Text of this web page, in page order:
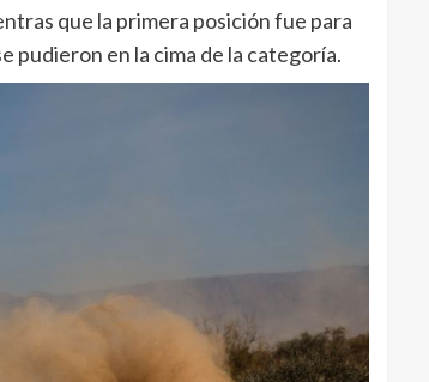
que la primera posición fue para
pudieron en la cima de la categoría.